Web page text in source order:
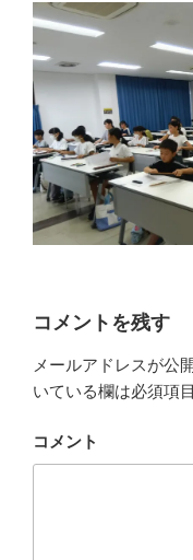
コメントを残す
メールアドレスが公
いている欄は必須項
コメント